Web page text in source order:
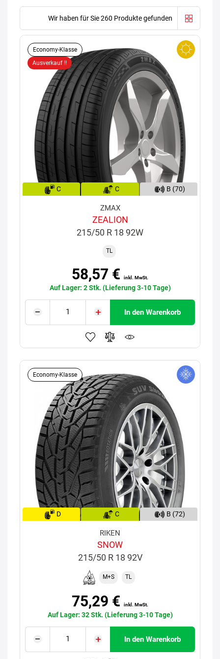
Wir haben für Sie 260 Produkte gefunden
Economy-Klasse
Ausverkauf !!
C C B (70)
ZMAX
ZEALION
215/50 R 18 92W
TL
58,57 € inkl. MwSt.
Auf Lager: 2 Stk. (Lieferung 3-10 Tage)
In den Warenkorb
Economy-Klasse
D C B (72)
RIKEN
SNOW
215/50 R 18 92V
M+S TL
75,29 € inkl. MwSt.
Auf Lager: 32 Stk. (Lieferung 3-10 Tage)
In den Warenkorb